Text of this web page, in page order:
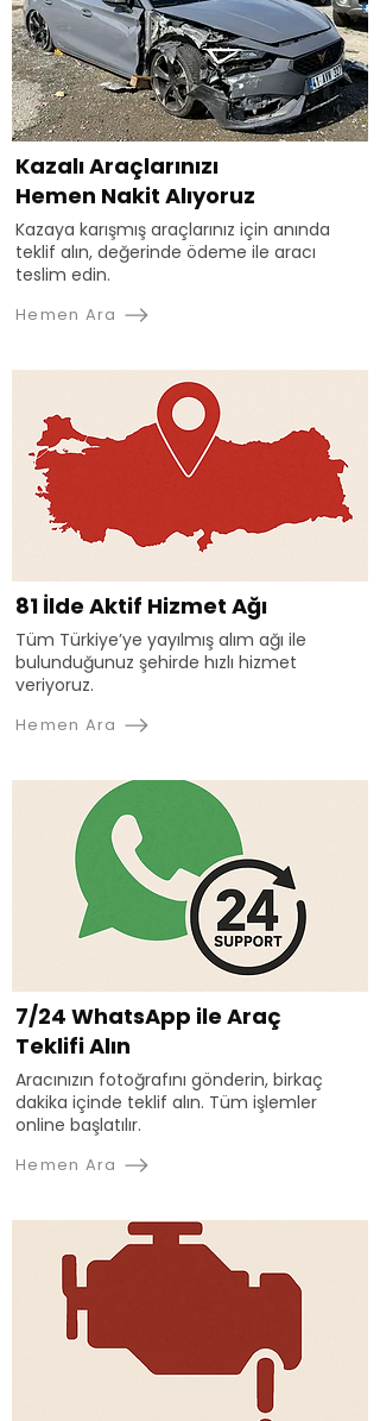
Kazalı Araçlarınızı
Hemen Nakit Alıyoruz
Kazaya karışmış araçlarınız için anında
teklif alın, değerinde ödeme ile aracı
teslim edin.
Hemen Ara
81 İlde Aktif Hizmet Ağı
Tüm Türkiye’ye yayılmış alım ağı ile
bulunduğunuz şehirde hızlı hizmet
veriyoruz.
Hemen Ara
7/24 WhatsApp ile Araç
Teklifi Alın
Aracınızın fotoğrafını gönderin, birkaç
dakika içinde teklif alın. Tüm işlemler
online başlatılır.
Hemen Ara